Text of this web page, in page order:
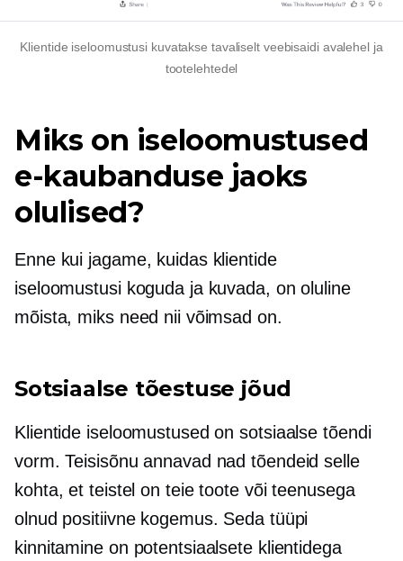
Klientide iseloomustusi kuvatakse tavaliselt veebisaidi avalehel ja
tootelehtedel
Miks on iseloomustused
e-kaubanduse jaoks
olulised?
Enne kui jagame, kuidas klientide
iseloomustusi koguda ja kuvada, on oluline
mõista, miks need nii võimsad on.
Sotsiaalse tõestuse jõud
Klientide iseloomustused on sotsiaalse tõendi
vorm. Teisisõnu annavad nad tõendeid selle
kohta, et teistel on teie toote või teenusega
olnud positiivne kogemus. Seda tüüpi
kinnitamine on potentsiaalsete klientidega